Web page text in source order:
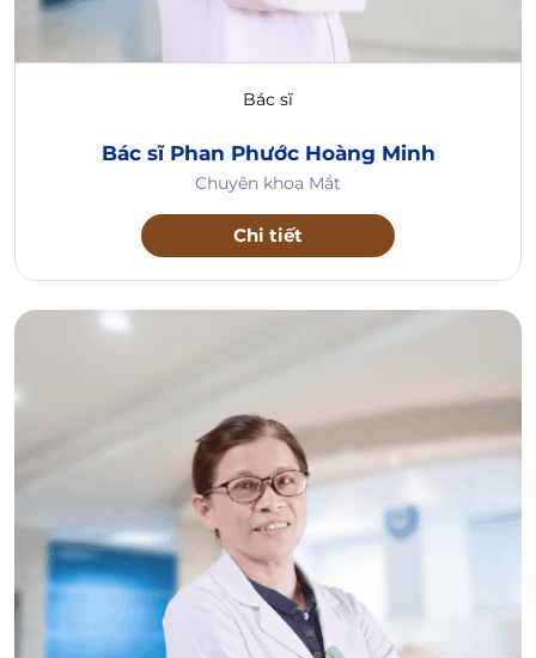
Bác sĩ
Bác sĩ Phan Phước Hoàng Minh
Chuyên khoa Mắt
Chi tiết